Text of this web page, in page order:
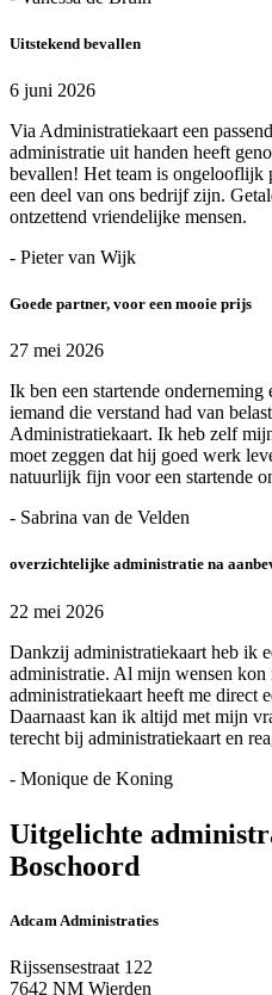
Uitstekend bevallen
6 juni 2026
Via Administratiekaart een
administratie uit handen heeft
bevallen! Het team is ongelooflijk
een deel van ons bedrijf zijn.
ontzettend vriendelijke mensen.
- Pieter van Wijk
Goede partner, voor een mooie prijs
27 mei 2026
Ik ben een startende
iemand die verstand had van
Administratiekaart. Ik heb zelf
moet zeggen dat hij goed werk
natuurlijk fijn voor een startende
- Sabrina van de Velden
overzichtelijke administratie na
22 mei 2026
Dankzij administratiekaart heb ik
administratie. Al mijn wensen kon
administratiekaart heeft me direct
Daarnaast kan ik altijd met mijn
terecht bij administratiekaart en
- Monique de Koning
Uitgelichte
Boschoord
Adcam Administraties
Rijssensestraat 122
7642 NM Wierden